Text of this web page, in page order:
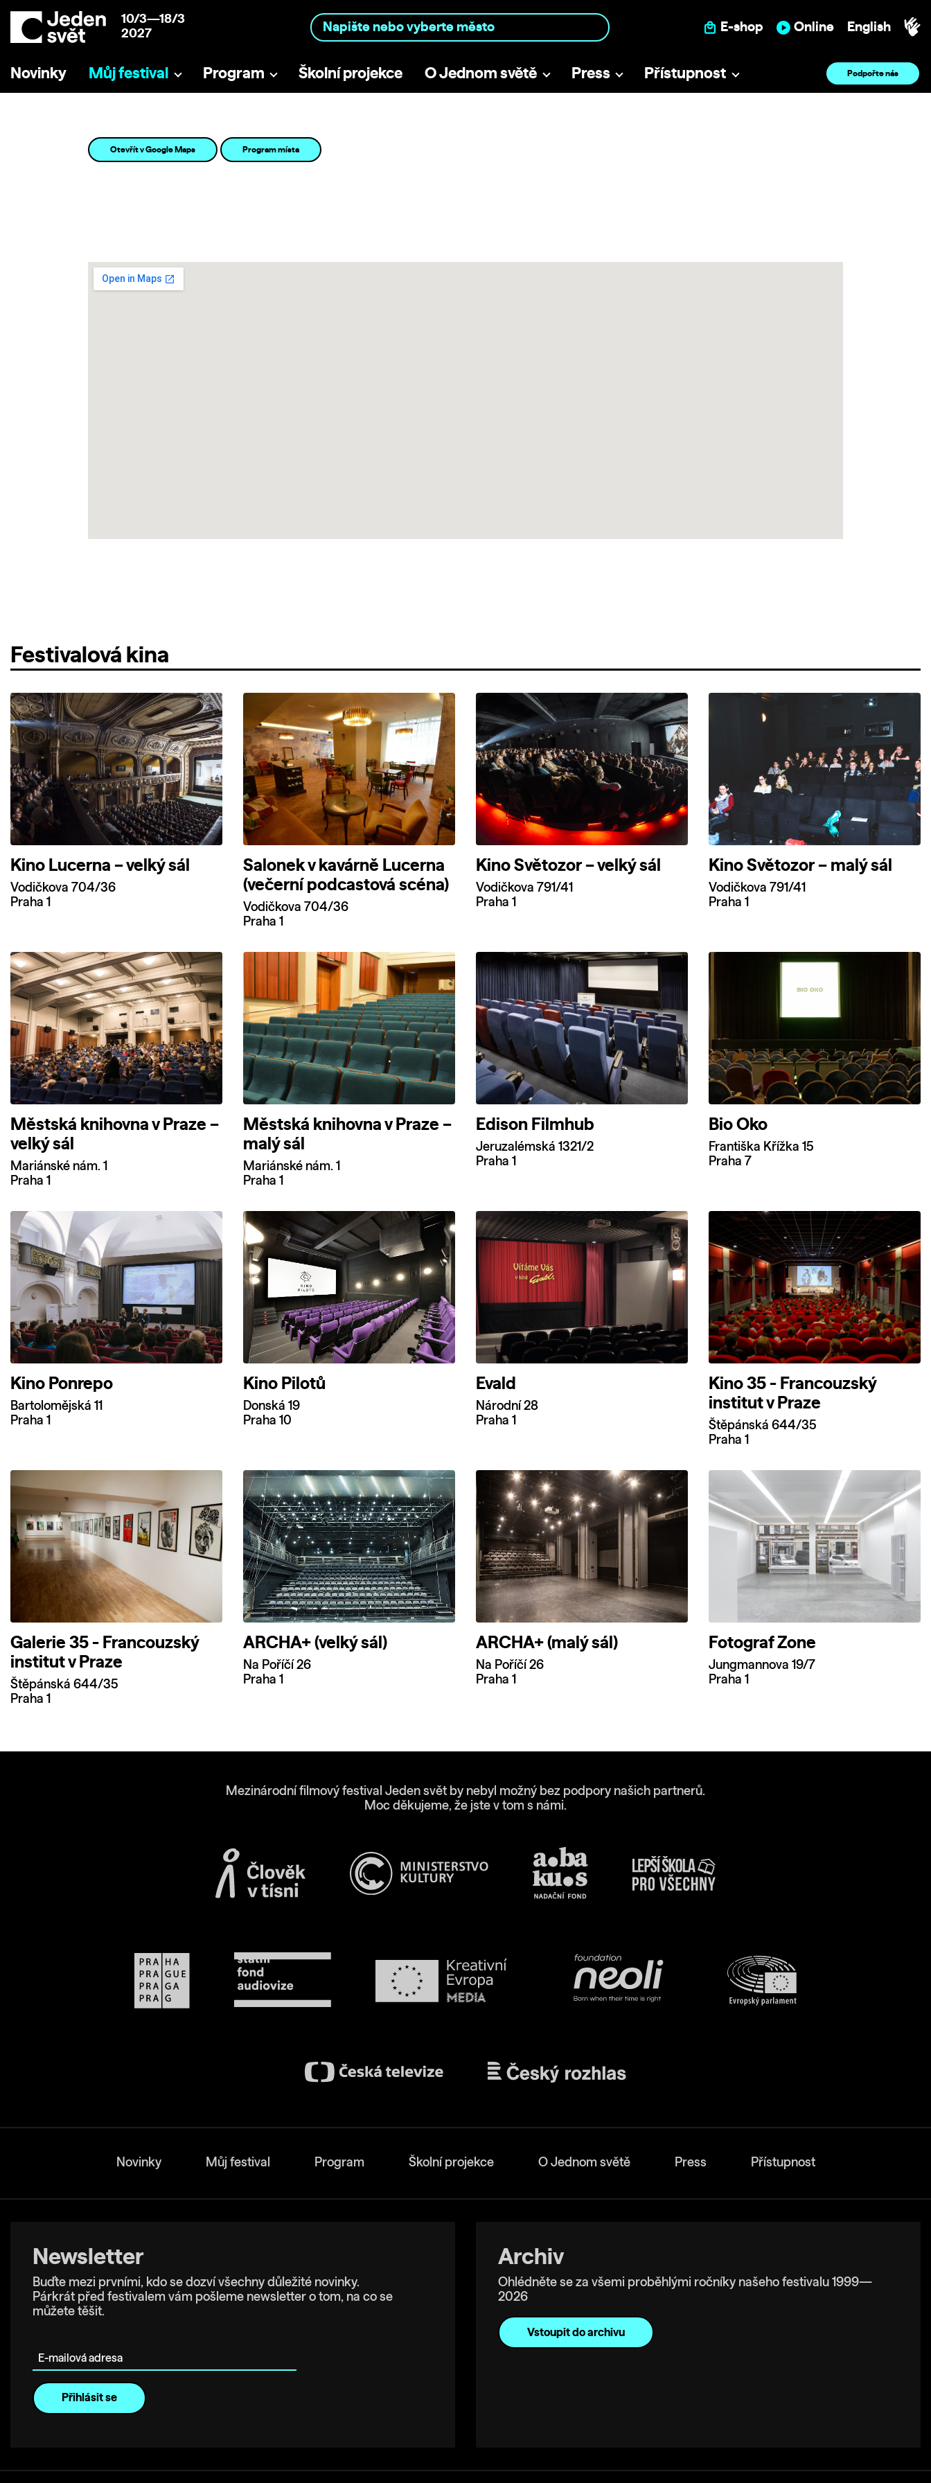
10/3—18/3
2027
E-shop Online English
Novinky Můj festival Program Školní projekce O Jednom světě Press Přístupnost Podpořte nás
Otevřít v Google Maps Program místa
Festivalová kina
Kino Lucerna – velký sál
Vodičkova 704/36
Praha 1
Salonek v kavárně Lucerna
(večerní podcastová scéna)
Vodičkova 704/36
Praha 1
Kino Světozor – velký sál
Vodičkova 791/41
Praha 1
Kino Světozor – malý sál
Vodičkova 791/41
Praha 1
Městská knihovna v Praze –
velký sál
Mariánské nám. 1
Praha 1
Městská knihovna v Praze –
malý sál
Mariánské nám. 1
Praha 1
Edison Filmhub
Jeruzalémská 1321/2
Praha 1
Bio Oko
Františka Křížka 15
Praha 7
Kino Ponrepo
Bartolomějská 11
Praha 1
Kino Pilotů
Donská 19
Praha 10
Evald
Národní 28
Praha 1
Kino 35 - Francouzský
institut v Praze
Štěpánská 644/35
Praha 1
Galerie 35 - Francouzský
institut v Praze
Štěpánská 644/35
Praha 1
ARCHA+ (velký sál)
Na Poříčí 26
Praha 1
ARCHA+ (malý sál)
Na Poříčí 26
Praha 1
Fotograf Zone
Jungmannova 19/7
Praha 1
Mezinárodní filmový festival Jeden svět by nebyl možný bez podpory našich partnerů.
Moc děkujeme, že jste v tom s námi.
Novinky Můj festival Program Školní projekce O Jednom světě Press Přístupnost
Newsletter
Buďte mezi prvními, kdo se dozví všechny důležité novinky.
Párkrát před festivalem vám pošleme newsletter o tom, na co se
můžete těšit.
Archiv
Ohlédněte se za všemi proběhlými ročníky našeho festivalu 1999—
2026
Vstoupit do archivu